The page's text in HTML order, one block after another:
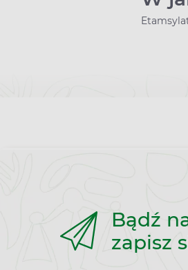
Bądź
zapisz